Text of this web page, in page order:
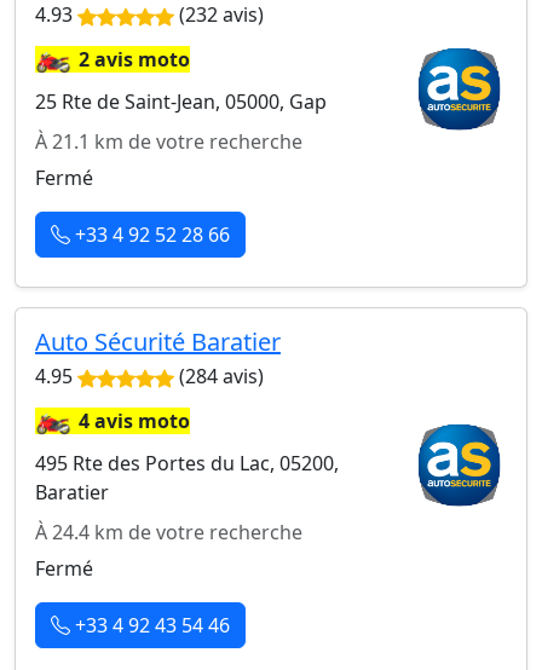
4.93 (232 avis)
🏍️2 avis moto
25 Rte de Saint-Jean, 05000, Gap
À 21.1 km de votre recherche
Fermé
+33 4 92 52 28 66
Auto Sécurité Baratier
4.95 (284 avis)
🏍️4 avis moto
495 Rte des Portes du Lac, 05200,
Baratier
À 24.4 km de votre recherche
Fermé
+33 4 92 43 54 46